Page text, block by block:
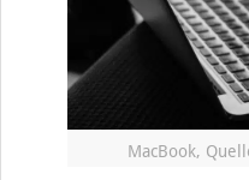
MacBook,